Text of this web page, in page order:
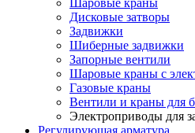
Шаровые краны
Дисковые затворы
Задвижки
Шиберные задвижки
Запорные вентили
Шаровые краны с
Газовые краны
Вентили и краны для
Электроприводы для
Регулирующая арматура